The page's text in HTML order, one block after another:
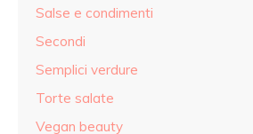
Salse e condimenti
Secondi
Semplici verdure
Torte salate
Vegan beauty